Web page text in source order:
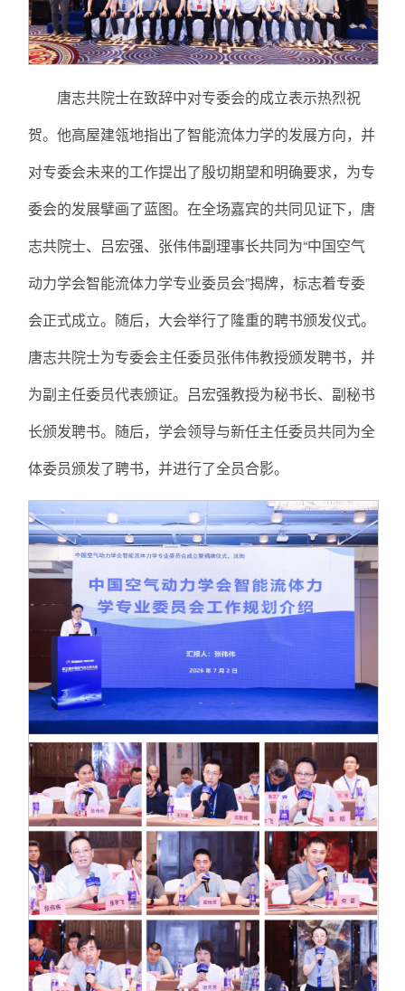
唐志共院士在致辞中对专委会的成立表示热烈祝
贺。他高屋建瓴地指出了智能流体力学的发展方向，并
对专委会未来的工作提出了殷切期望和明确要求，为专
委会的发展擘画了蓝图。在全场嘉宾的共同见证下，唐
志共院士、吕宏强、张伟伟副理事长共同为“中国空气
动力学会智能流体力学专业委员会”揭牌，标志着专委
会正式成立。随后，大会举行了隆重的聘书颁发仪式。
唐志共院士为专委会主任委员张伟伟教授颁发聘书，并
为副主任委员代表颁证。吕宏强教授为秘书长、副秘书
长颁发聘书。随后，学会领导与新任主任委员共同为全
体委员颁发了聘书，并进行了全员合影。